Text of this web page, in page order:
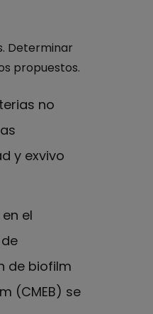
Determinar
propuestos.
no
y exvivo
el
de biofilm
(CMEB) se